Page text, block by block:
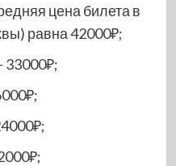
цена билета в
равна 42000₽;
33000₽;